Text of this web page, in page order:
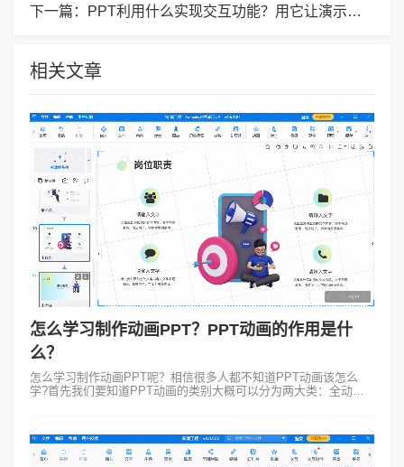
下一篇：
PPT利用什么实现交互功能？用它让演示更出众！
相关文章
怎么学习制作动画PPT？PPT动画的作用是什
么？
怎么学习制作动画PPT呢？相信很多人都不知道PPT动画该怎么
学?首先我们要知道PPT动画的类别大概可以分为两大类：全动画